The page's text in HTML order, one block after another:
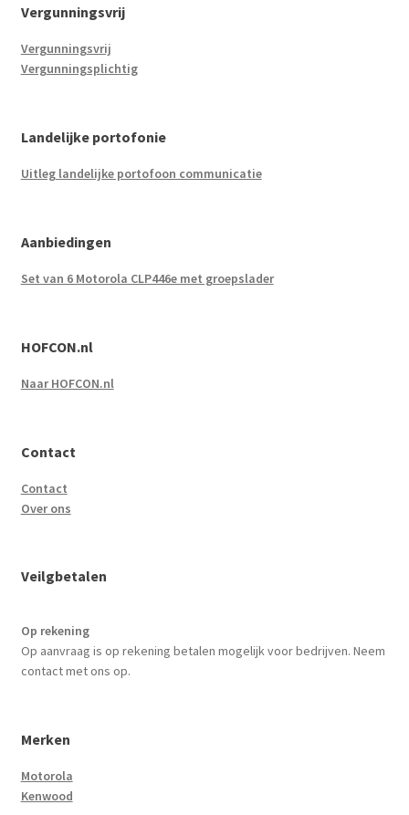
Vergunningsvrij
Vergunningsvrij
Vergunningsplichtig
Landelijke portofonie
Uitleg landelijke portofoon communicatie
Aanbiedingen
Set van 6 Motorola CLP446e met groepslader
HOFCON.nl
Naar HOFCON.nl
Contact
Contact
Over ons
Veilgbetalen
Op rekening
Op aanvraag is op rekening betalen mogelijk voor bedrijven. Neem
contact met ons op.
Merken
Motorola
Kenwood